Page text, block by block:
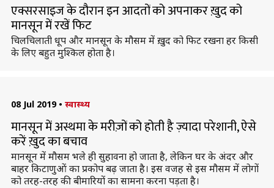
एक्सरसाइज के दौरान इन आदतों को अपनाकर ख़ुद को
मानसून में रखें फिट
चिलचिलाती धूप और मानसून के मौसम में ख़ुद को फिट रखना हर किसी
के लिए बहुत मुश्किल होता है।
08 Jul 2019 • स्वास्थ्य
मानसून में अस्थमा के मरीज़ों को होती है ज़्यादा परेशानी, ऐसे
करें ख़ुद का बचाव
मानसून में मौसम भले ही सुहावना हो जाता है, लेकिन घर के अंदर और
बाहर किटाणुओं का प्रकोप बढ़ जाता है। इस वजह से इस मौसम में लोगों
को तरह-तरह की बीमारियों का सामना करना पड़ता है।